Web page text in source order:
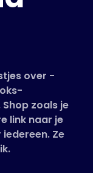
over -
zoals je
link naar je
Ze